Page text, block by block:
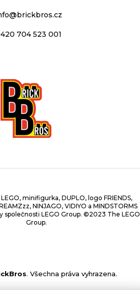
@brickbros.cz
704 523 001
minifigurka, DUPLO, logo FRIENDS,
NINJAGO, VIDIYO a MINDSTORMS
společnosti LEGO Group. ©2023 The LEGO
Group.
. Všechna práva vyhrazena.